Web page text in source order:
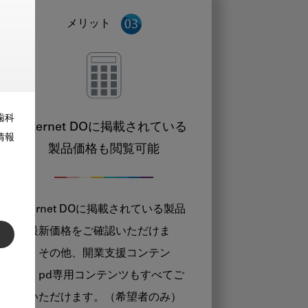
科
報
メリット
Internet DOに掲載されている
製品価格も閲覧可能
Internet DOに掲載されている製品
の最新価格をご確認いただけま
す。その他、開業支援コンテン
ツ、pd専用コンテンツもすべてご
覧いただけます。（希望者のみ）